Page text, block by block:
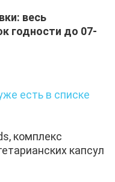
весь
годности до 07-
есть в списке
комплекс
капсул